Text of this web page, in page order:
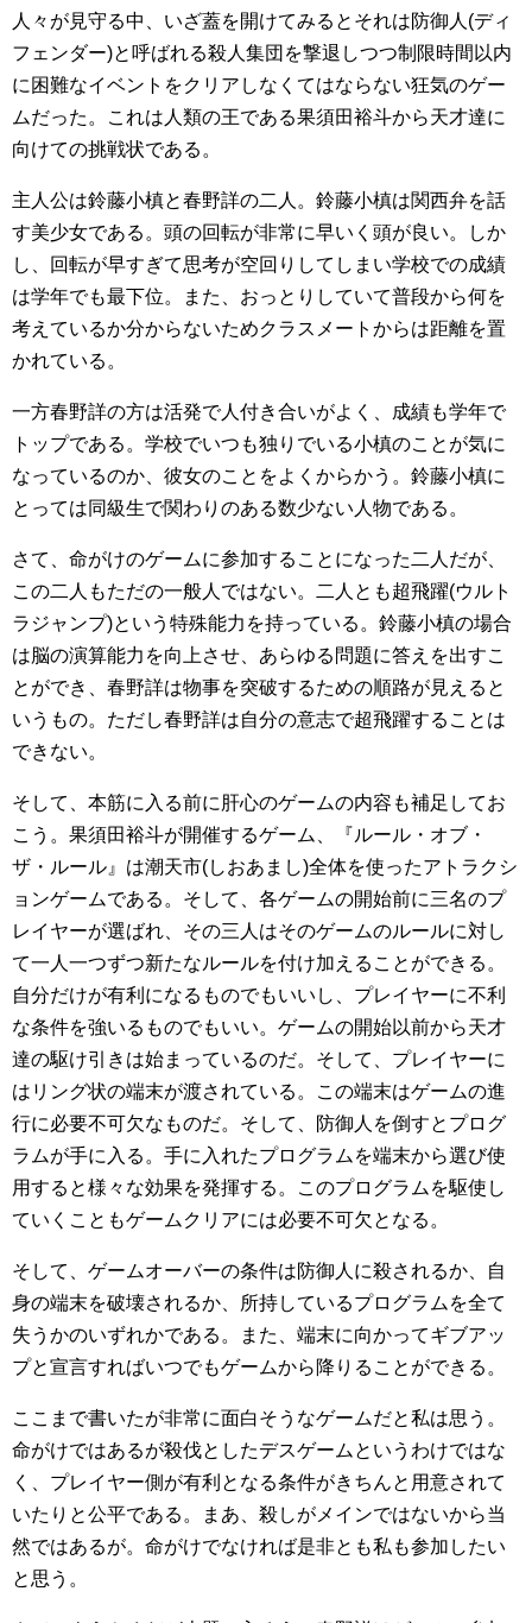
人々が見守る中、いざ蓋を開けてみるとそれは防御人(ディ
フェンダー)と呼ばれる殺人集団を撃退しつつ制限時間以内
に困難なイベントをクリアしなくてはならない狂気のゲー
ムだった。これは人類の王である果須田裕斗から天才達に
向けての挑戦状である。
主人公は鈴藤小槙と春野詳の二人。鈴藤小槙は関西弁を話
す美少女である。頭の回転が非常に早いく頭が良い。しか
し、回転が早すぎて思考が空回りしてしまい学校での成績
は学年でも最下位。また、おっとりしていて普段から何を
考えているか分からないためクラスメートからは距離を置
かれている。
一方春野詳の方は活発で人付き合いがよく、成績も学年で
トップである。学校でいつも独りでいる小槙のことが気に
なっているのか、彼女のことをよくからかう。鈴藤小槙に
とっては同級生で関わりのある数少ない人物である。
さて、命がけのゲームに参加することになった二人だが、
この二人もただの一般人ではない。二人とも超飛躍(ウルト
ラジャンプ)という特殊能力を持っている。鈴藤小槙の場合
は脳の演算能力を向上させ、あらゆる問題に答えを出すこ
とができ、春野詳は物事を突破するための順路が見えると
いうもの。ただし春野詳は自分の意志で超飛躍することは
できない。
そして、本筋に入る前に肝心のゲームの内容も補足してお
こう。果須田裕斗が開催するゲーム、『ルール・オブ・
ザ・ルール』は潮天市(しおあまし)全体を使ったアトラクシ
ョンゲームである。そして、各ゲームの開始前に三名のプ
レイヤーが選ばれ、その三人はそのゲームのルールに対し
て一人一つずつ新たなルールを付け加えることができる。
自分だけが有利になるものでもいいし、プレイヤーに不利
な条件を強いるものでもいい。ゲームの開始以前から天才
達の駆け引きは始まっているのだ。そして、プレイヤーに
はリング状の端末が渡されている。この端末はゲームの進
行に必要不可欠なものだ。そして、防御人を倒すとプログ
ラムが手に入る。手に入れたプログラムを端末から選び使
用すると様々な効果を発揮する。このプログラムを駆使し
ていくこともゲームクリアには必要不可欠となる。
そして、ゲームオーバーの条件は防御人に殺されるか、自
身の端末を破壊されるか、所持しているプログラムを全て
失うかのいずれかである。また、端末に向かってギブアッ
プと宣言すればいつでもゲームから降りることができる。
ここまで書いたが非常に面白そうなゲームだと私は思う。
命がけではあるが殺伐としたデスゲームというわけではな
く、プレイヤー側が有利となる条件がきちんと用意されて
いたりと公平である。まあ、殺しがメインではないから当
然ではあるが。命がけでなければ是非とも私も参加したい
と思う。